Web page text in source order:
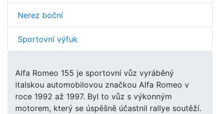
Nerez boční
Sportovní výfuk
Alfa Romeo 155 je sportovní vůz vyráběný
italskou automobilovou značkou Alfa Romeo v
roce 1992 až 1997. Byl to vůz s výkonným
motorem, který se úspěšně účastnil rallye soutěží.